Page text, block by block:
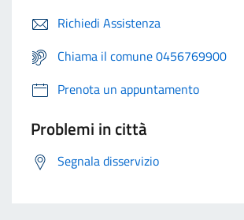
Richiedi Assistenza
Chiama il comune 0456769900
Prenota un appuntamento
Problemi in città
Segnala disservizio